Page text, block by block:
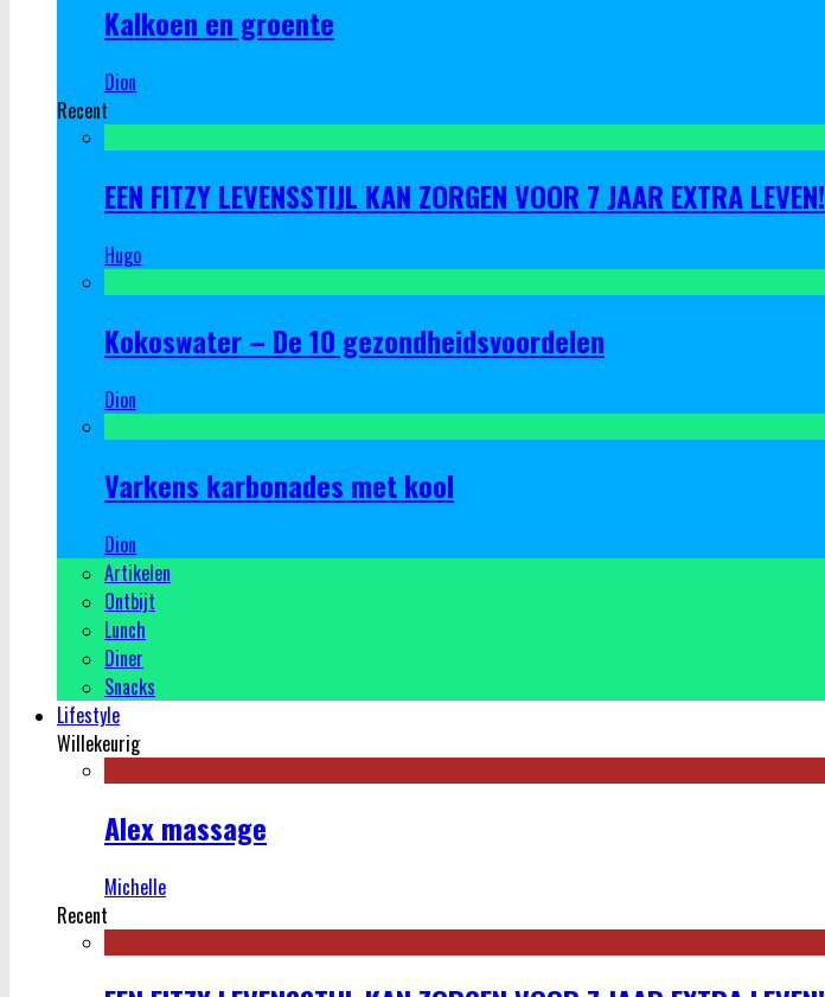
Kalkoen en groente
Dion
Recent
EEN FITZY LEVENSSTIJL KAN ZORGEN VOOR 7 JAAR EXTRA LEVEN!
Hugo
Kokoswater – De 10 gezondheidsvoordelen
Dion
Varkens karbonades met kool
Dion
Artikelen
Ontbijt
Lunch
Diner
Snacks
Lifestyle
Willekeurig
Alex massage
Michelle
Recent